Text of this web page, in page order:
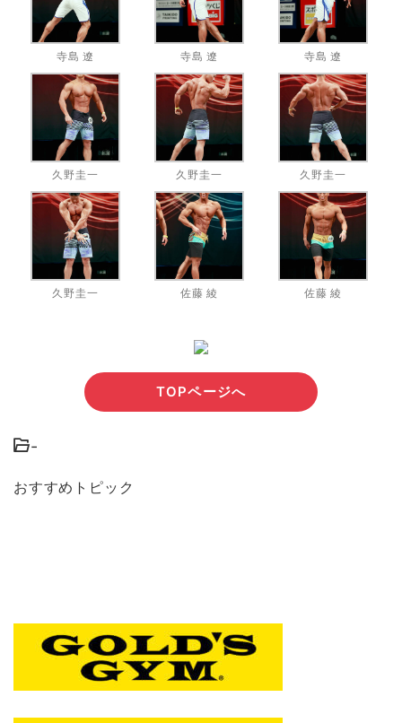
寺島 遼 寺島 遼 寺島 遼
久野圭一 久野圭一 久野圭一
久野圭一 佐藤 綾 佐藤 綾
TOPページへ
-
おすすめトピック